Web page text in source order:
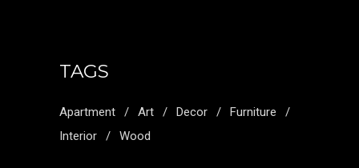
TAGS
Apartment Art Decor
Furniture
Interior
Wood